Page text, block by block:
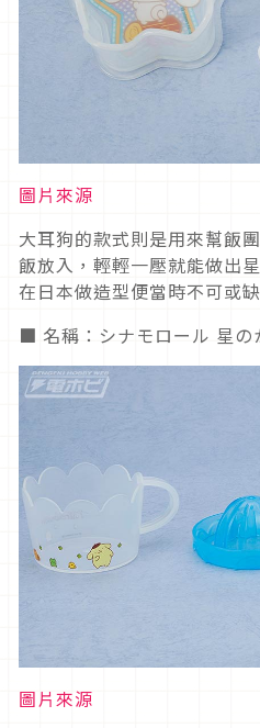
圖片來源
大耳狗的款式則是用來幫飯
飯放入，輕輕一壓就能做出
在日本做造型便當時不可或
■ 名稱：シナモロール 星の
圖片來源